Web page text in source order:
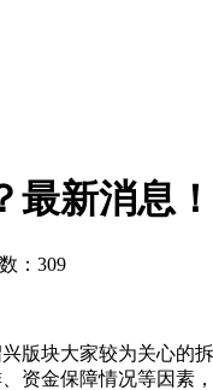
最新消息！
：309
版块大家较为关心的
资金保障情况等因素